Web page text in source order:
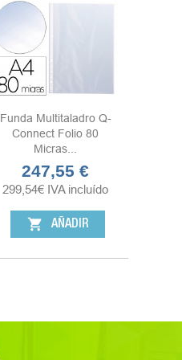
Funda Multitaladro Q-
Connect Folio 80
Micras...
Precio
247,55 €
299,54€ IVA incluído
shopping_cart AÑADIR